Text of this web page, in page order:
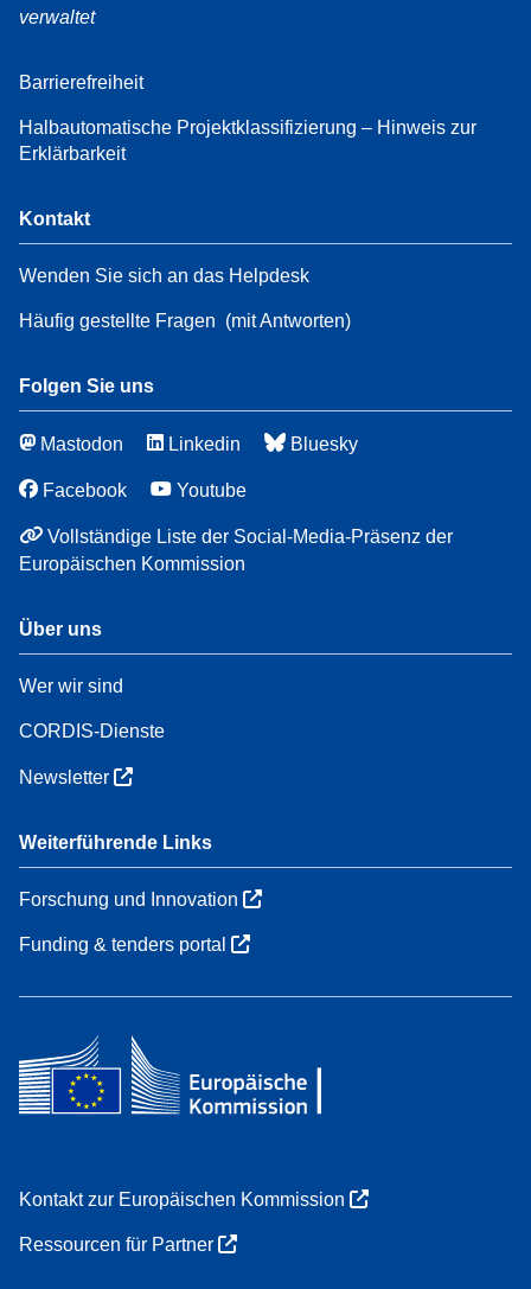
verwaltet
Barrierefreiheit
Halbautomatische Projektklassifizierung – Hinweis zur
Erklärbarkeit
Kontakt
Wenden Sie sich an das Helpdesk
Häufig gestellte Fragen (mit Antworten)
Folgen Sie uns
Mastodon Linkedin Bluesky
Facebook Youtube
Vollständige Liste der Social-Media-Präsenz der
Europäischen Kommission
Über uns
Wer wir sind
CORDIS-Dienste
Newsletter
Weiterführende Links
Forschung und Innovation
Funding & tenders portal
Kontakt zur Europäischen Kommission
Ressourcen für Partner